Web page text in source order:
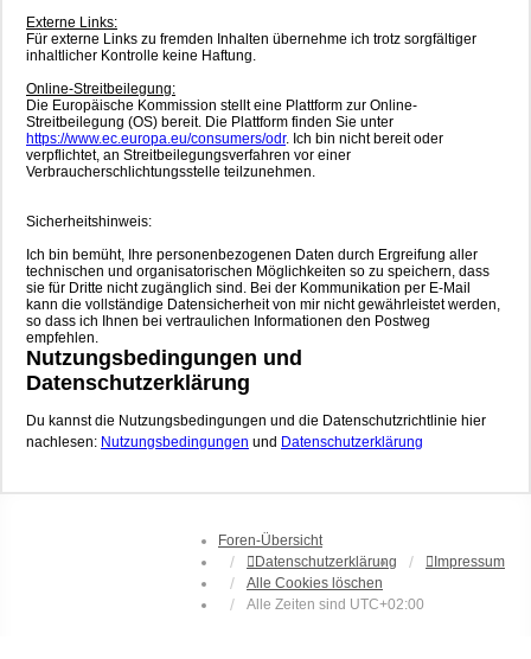
Externe Links:
Für externe Links zu fremden Inhalten übernehme ich trotz sorgfältiger
inhaltlicher Kontrolle keine Haftung.
Online-Streitbeilegung:
Die Europäische Kommission stellt eine Plattform zur Online-
Streitbeilegung (OS) bereit. Die Plattform finden Sie unter
https://www.ec.europa.eu/consumers/odr. Ich bin nicht bereit oder
verpflichtet, an Streitbeilegungsverfahren vor einer
Verbraucherschlichtungsstelle teilzunehmen.
Sicherheitshinweis:
Ich bin bemüht, Ihre personenbezogenen Daten durch Ergreifung aller
technischen und organisatorischen Möglichkeiten so zu speichern, dass
sie für Dritte nicht zugänglich sind. Bei der Kommunikation per E-Mail
kann die vollständige Datensicherheit von mir nicht gewährleistet werden,
so dass ich Ihnen bei vertraulichen Informationen den Postweg
empfehlen.
Nutzungsbedingungen und
Datenschutzerklärung
Du kannst die Nutzungsbedingungen und die Datenschutzrichtlinie hier
nachlesen: Nutzungsbedingungen und Datenschutzerklärung
Foren-Übersicht
Datenschutzerklärung
Impressum
Alle Cookies löschen
Alle Zeiten sind UTC+02:00